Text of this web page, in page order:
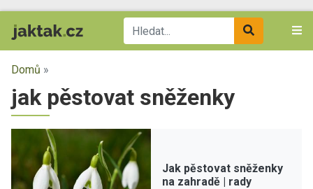
Domů »
jak pěstovat sněženky
Jak pěstovat sněženky
na zahradě | rady